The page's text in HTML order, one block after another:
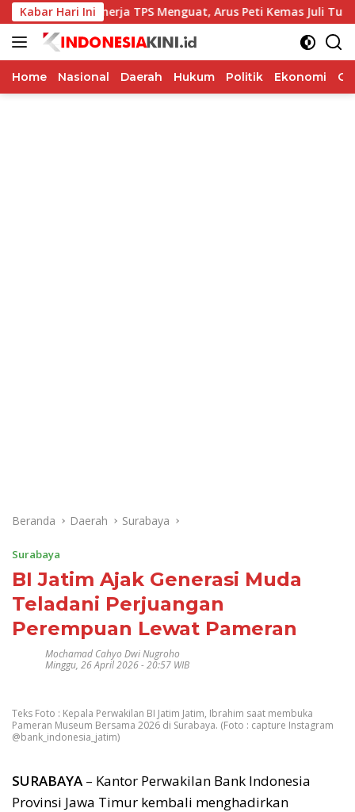
Langsung
ke
konten
Kabar Hari IniKinerja TPS Menguat, Arus Peti Kemas Juli Tumbuh
Home Nasional Daerah Hukum Politik Ekonomi
Beranda Daerah Surabaya
Surabaya
BI Jatim Ajak Generasi Muda
Teladani Perjuangan
Perempuan Lewat Pameran
Mochamad Cahyo Dwi Nugroho
Minggu, 26 April 2026 - 20:57 WIB
Teks Foto : Kepala Perwakilan BI Jatim Jatim, Ibrahim saat membuka
Pameran Museum Bersama 2026 di Surabaya. (Foto : capture Instagram
@bank_indonesia_jatim)
SURABAYA – Kantor Perwakilan Bank Indonesia
Provinsi Jawa Timur kembali menghadirkan